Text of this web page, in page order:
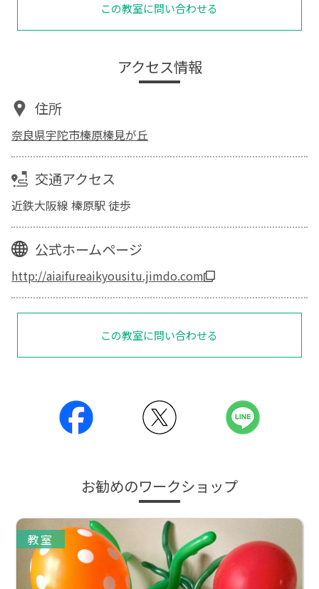
この教室に問い合わせる
アクセス情報
住所
奈良県宇陀市榛原榛見が丘
交通アクセス
近鉄大阪線 榛原駅 徒歩
公式ホームページ
http://aiaifureaikyousitu.jimdo.com
この教室に問い合わせる
お勧めのワークショップ
教室